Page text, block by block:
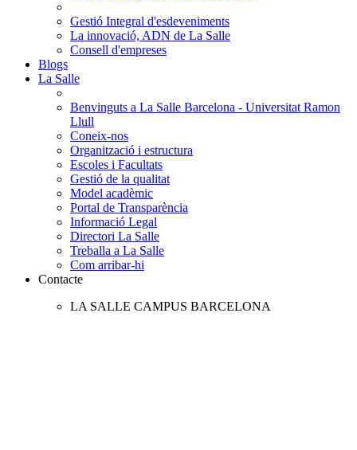
Gestió Integral d'esdeveniments
La innovació, ADN de La Salle
Consell d'empreses
Blogs
La Salle
Benvinguts a La Salle Barcelona - Universitat Ramon
Llull
Coneix-nos
Organització i estructura
Escoles i Facultats
Gestió de la qualitat
Model acadèmic
Portal de Transparència
Informació Legal
Directori La Salle
Treballa a La Salle
Com arribar-hi
Contacte
LA SALLE CAMPUS BARCELONA